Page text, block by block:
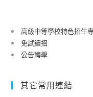
高級中等學校特色招生
免試續招
公告轉學
其它常用連結